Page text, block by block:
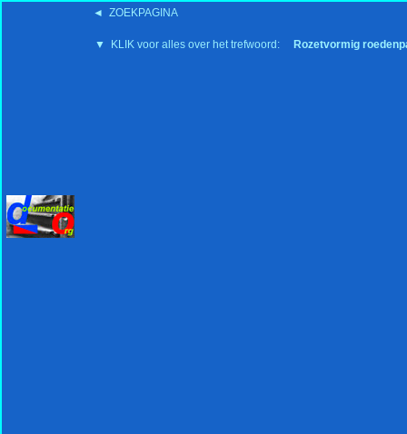
◄ ZOEKPAGINA
▼ KLIK voor alles over het trefwoord: Rozetvormig
'15:19 19-2-2008